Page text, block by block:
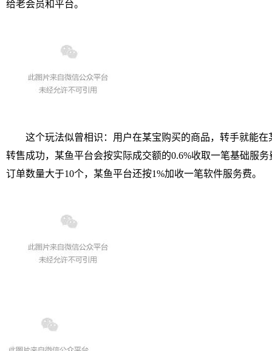
给老会员和平台。
这个玩法似曾相识：用户在某宝购买的商品，转手就能
转售成功，某鱼平台会按实际成交额的0.6%收取一笔基础服
订单数量大于10个，某鱼平台还按1%加收一笔软件服务费。